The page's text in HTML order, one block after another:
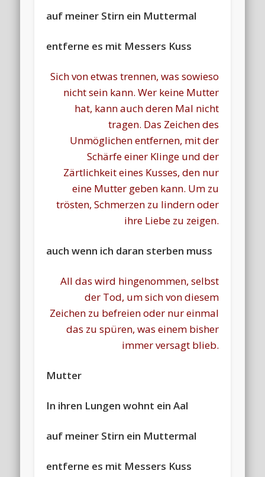
auf meiner Stirn ein Muttermal
entferne es mit Messers Kuss
Sich von etwas trennen, was sowieso
nicht sein kann. Wer keine Mutter
hat, kann auch deren Mal nicht
tragen. Das Zeichen des
Unmöglichen entfernen, mit der
Schärfe einer Klinge und der
Zärtlichkeit eines Kusses, den nur
eine Mutter geben kann. Um zu
trösten, Schmerzen zu lindern oder
ihre Liebe zu zeigen.
auch wenn ich daran sterben muss
All das wird hingenommen, selbst
der Tod, um sich von diesem
Zeichen zu befreien oder nur einmal
das zu spüren, was einem bisher
immer versagt blieb.
Mutter
In ihren Lungen wohnt ein Aal
auf meiner Stirn ein Muttermal
entferne es mit Messers Kuss